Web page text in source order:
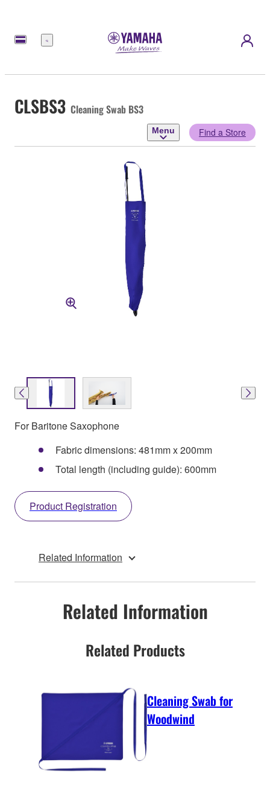
Menu
CLSBS3 Cleaning Swab BS3
Menu Find a Store
For Baritone Saxophone
Fabric dimensions: 481mm x 200mm
Total length (including guide): 600mm
Product Registration
Related Information
Related Information
Related Products
Cleaning Swab for
Woodwind